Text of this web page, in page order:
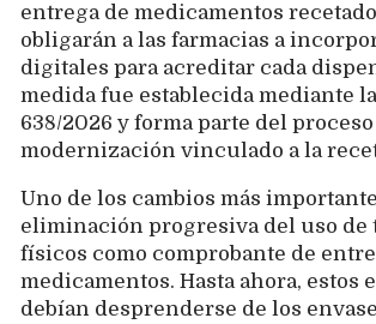
entrega de medicamentos
obligarán a las farmacias a
digitales para acreditar cada
medida fue establecida mediante
638/2026 y forma parte del proceso
modernización vinculado a la
Uno de los cambios más
eliminación progresiva del uso de
físicos como comprobante de
medicamentos. Hasta ahora, estos
debían desprenderse de los